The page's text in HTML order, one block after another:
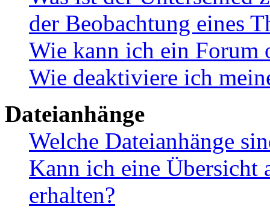
der Beobachtung eines
Wie kann ich ein Forum
Wie deaktiviere ich
Dateianhänge
Welche Dateianhänge
Kann ich eine Übersicht
erhalten?